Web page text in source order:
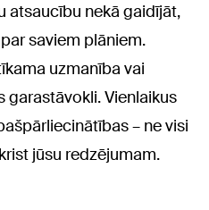
atsaucību nekā gaidījāt,
saviem plāniem.
uzmanība vai
garastāvokli. Vienlaikus
– ne visi
jūsu redzējumam.